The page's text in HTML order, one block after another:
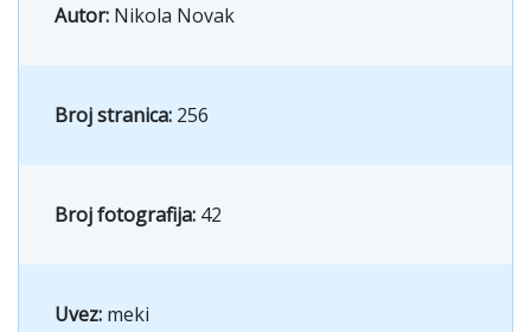
Autor: Nikola Novak
Broj stranica: 256
Broj fotografija: 42
Uvez: meki